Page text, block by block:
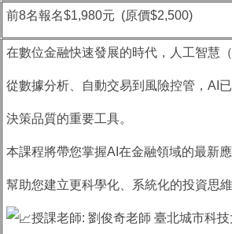
前8名報名$1,980元 (原價$2,500)
在數位金融快速發展的時代，人工智慧
從數據分析、自動交易到風險控管，AI
決策品質的重要工具。
本課程將帶您掌握AI在金融領域的最新
幫助您建立更科學化、系統化的投資思
授課老師: 劉俊奇老師 臺北城市科